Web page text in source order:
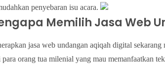
penyebaran isu acara.
Memilih Jasa Web
jasa web undangan aqiqah digital
para orang tua milenial yang mau memanfaatkan